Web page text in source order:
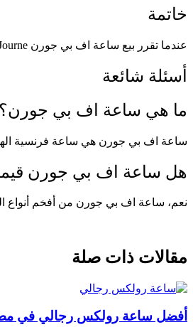
خاتمة
عندما تقرر بيع ساعة اف بي جورن F.P. Journe الأصلية لا بد أن يكون متجر
أسئلة شائعة
ما هي ساعة اف بي جورن؟
ساعة اف بي جورن هي ساعة فرنسية
هل ساعة اف بي جورن
نعم، ساعة اف بي جورن من أفخم أنواع
مقالات ذات صلة
أفضل ساعة رولكس رجالي في مصر